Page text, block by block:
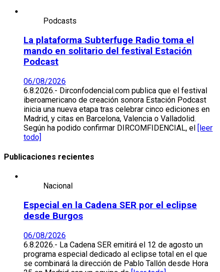
Podcasts
La plataforma Subterfuge Radio toma el
mando en solitario del festival Estación
Podcast
06/08/2026
6.8.2026.- Dirconfodencial.com publica que el festival
iberoamericano de creación sonora Estación Podcast
inicia una nueva etapa tras celebrar cinco ediciones en
Madrid, y citas en Barcelona, Valencia o Valladolid.
Según ha podido confirmar DIRCOMFIDENCIAL, el [leer
todo]
Publicaciones recientes
Nacional
Especial en la Cadena SER por el eclipse
desde Burgos
06/08/2026
6.8.2026.- La Cadena SER emitirá el 12 de agosto un
programa especial dedicado al eclipse total en el que
se combinará la dirección de Pablo Tallón desde Hora